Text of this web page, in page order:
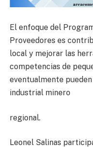
El enfoque del
Proveedores es
local y mejorar las
competencias de
eventualmente
industrial minero
regional.
Leonel Salinas